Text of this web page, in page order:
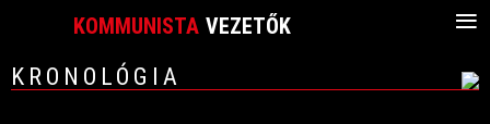
KOMMUNISTA VEZETŐK ≡
KRONOLÓGIA